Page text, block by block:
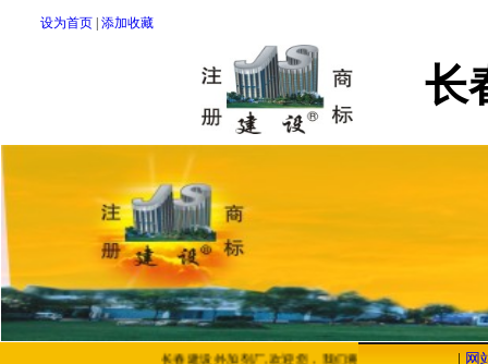
设为首页 添加收藏
长春建设外加剂厂,欢迎您，我们将以优质的服务，低廉的
网
长